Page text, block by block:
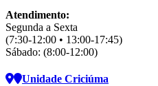
Atendimento:
Segunda a Sexta
(7:30-12:00 • 13:00-17:45)
Sábado: (8:00-12:00)
Unidade Criciúma